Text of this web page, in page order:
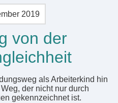
2019
von der
als Arbeiterkind hin
der nicht nur durch
gekennzeichnet ist.